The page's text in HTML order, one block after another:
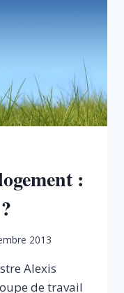
:
2013
Alexis
de travail